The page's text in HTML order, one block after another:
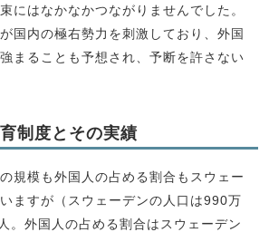
にはなかなかつながりませんでした。
国内の極右勢力を刺激しており、外国
まることも予想され、予断を許さない
制度とその実績
規模も外国人の占める割合もスウェー
ますが（スウェーデンの人口は990万
。外国人の占める割合はスウェーデン